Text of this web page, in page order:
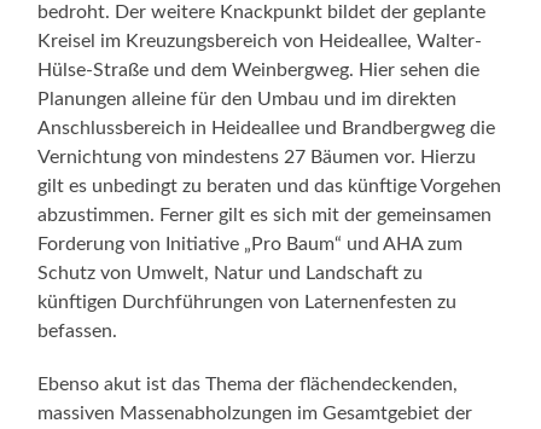
bedroht. Der weitere Knackpunkt bildet der geplante
Kreisel im Kreuzungsbereich von Heideallee, Walter-
Hülse-Straße und dem Weinbergweg. Hier sehen die
Planungen alleine für den Umbau und im direkten
Anschlussbereich in Heideallee und Brandbergweg die
Vernichtung von mindestens 27 Bäumen vor. Hierzu
gilt es unbedingt zu beraten und das künftige Vorgehen
abzustimmen. Ferner gilt es sich mit der gemeinsamen
Forderung von Initiative „Pro Baum“ und AHA zum
Schutz von Umwelt, Natur und Landschaft zu
künftigen Durchführungen von Laternenfesten zu
befassen.
Ebenso akut ist das Thema der flächendeckenden,
massiven Massenabholzungen im Gesamtgebiet der